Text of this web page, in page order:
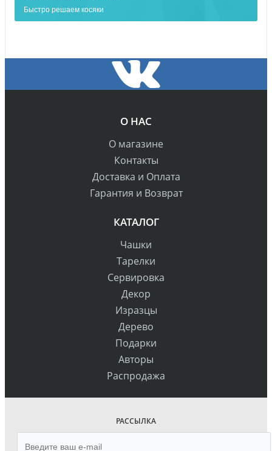
Быстро решаем косяки
О НАС
О магазине
Контакты
Доставка и Оплата
Гарантия и Возврат
КАТАЛОГ
Чашки
Тарелки
Сервировка
Декор
Изразцы
Дерево
Подарки
Авторы
Распродажа
РАССЫЛКА